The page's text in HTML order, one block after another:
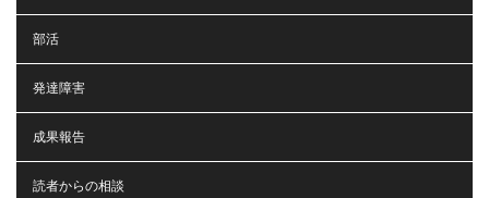
部活
発達障害
成果報告
読者からの相談